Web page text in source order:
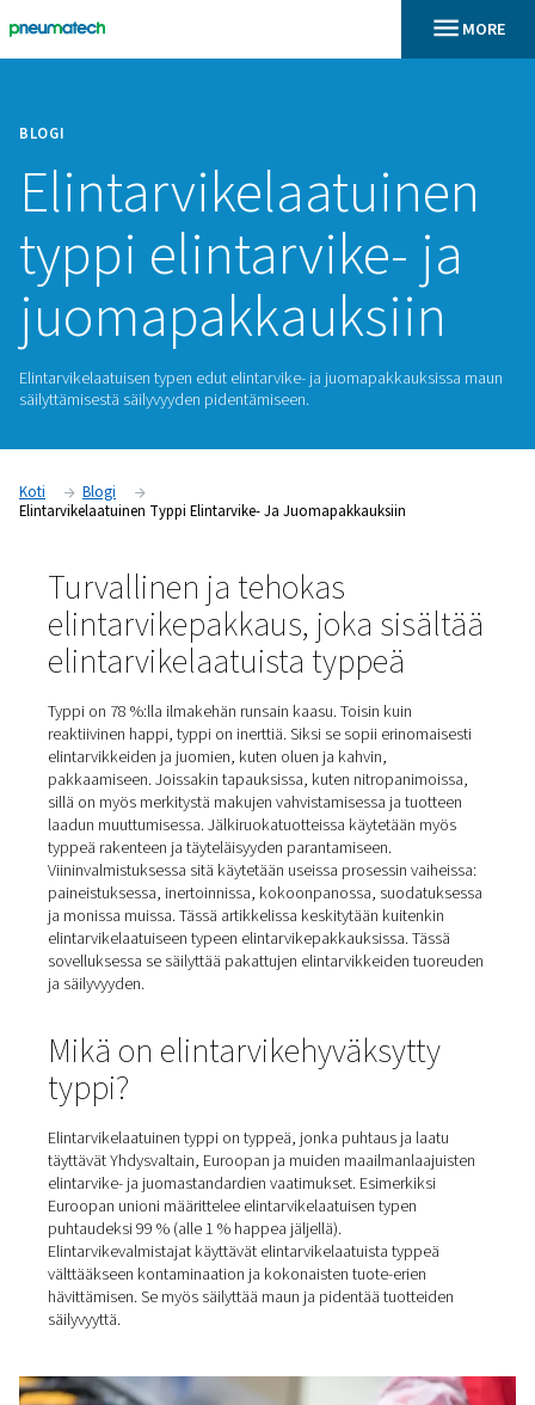
BLOGI
typpi elintarvike-
säilyttämisestä säilyvyyden pidentämiseen.
Koti
Blogi
Elintarvikelaatuinen Typpi Elintarvike- Ja Juomapakkauksiin
Turvallinen ja tehokas
elintarvikepakkaus, joka
elintarvikelaatuista typpeä
Typpi on 78 %:lla ilmakehän runsain kaasu. Toisin kuin
reaktiivinen happi, typpi on inerttiä. Siksi se sopii
elintarvikkeiden ja juomien, kuten oluen ja kahvin,
pakkaamiseen. Joissakin tapauksissa, kuten
sillä on myös merkitystä makujen vahvistamisessa ja
laadun muuttumisessa. Jälkiruokatuotteissa käytetään
typpeä rakenteen ja täyteläisyyden parantamiseen.
Viininvalmistuksessa sitä käytetään useissa prosessin
paineistuksessa, inertoinnissa, kokoonpanossa,
ja monissa muissa. Tässä artikkelissa keskitytään
elintarvikelaatuiseen typeen elintarvikepakkauksissa.
sovelluksessa se säilyttää pakattujen elintarvikkeiden
ja säilyvyyden.
Mikä on
typpi?